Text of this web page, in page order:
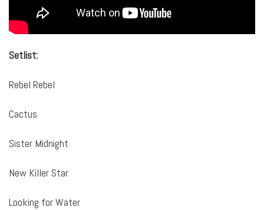
Setlist:
Rebel Rebel
Cactus
Sister Midnight
New Killer Star
Looking for Water